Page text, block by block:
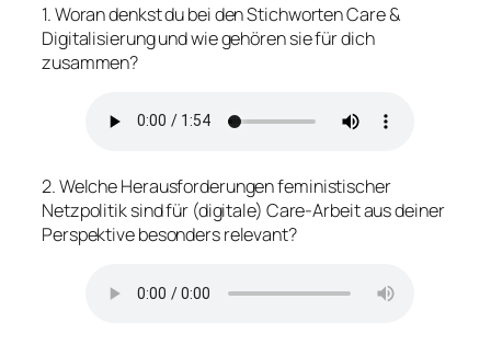
1. Woran denkst du bei den Stichworten Care &
Digitalisierung und wie gehören sie für dich
zusammen?
2. Welche Herausforderungen feministischer
Netzpolitik sind für (digitale) Care-Arbeit aus deiner
Perspektive besonders relevant?